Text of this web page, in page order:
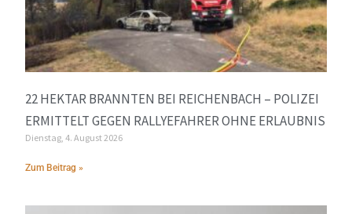
22 HEKTAR BRANNTEN BEI REICHENBACH – POLIZEI
ERMITTELT GEGEN RALLYEFAHRER OHNE ERLAUBNIS
Dienstag, 4. August 2026
Zum Beitrag »